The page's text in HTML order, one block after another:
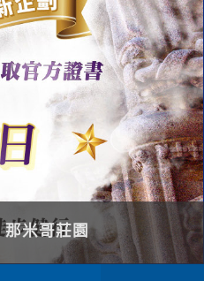
那米哥莊園